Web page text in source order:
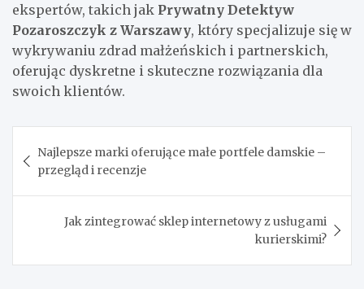
ekspertów, takich jak Prywatny Detektyw
Pozaroszczyk z Warszawy, który specjalizuje się w
wykrywaniu zdrad małżeńskich i partnerskich,
oferując dyskretne i skuteczne rozwiązania dla
swoich klientów.
wpisu
Najlepsze marki oferujące małe portfele damskie –
przegląd i recenzje
Jak zintegrować sklep internetowy z usługami
kurierskimi?